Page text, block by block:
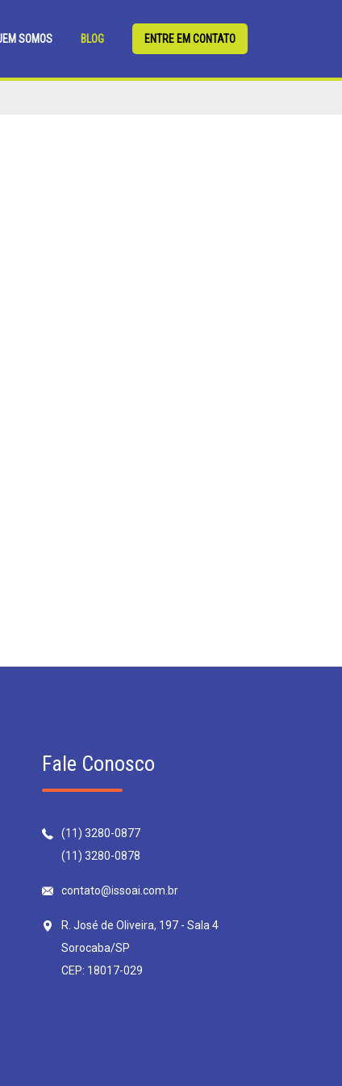
SOMOS BLOG ENTRE EM CONTATO
Fale Conosco
(11) 3280-0877
(11) 3280-0878
contato@issoai.com.br
R. José de Oliveira, 197 - Sala 4
Sorocaba/SP
CEP: 18017-029